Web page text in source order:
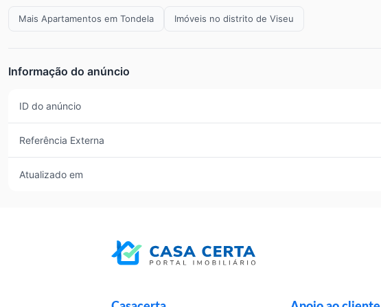
Mais Apartamentos em Tondela Imóveis no distrito de Viseu
Informação do anúncio
ID do anúncio
Referência Externa
Atualizado em